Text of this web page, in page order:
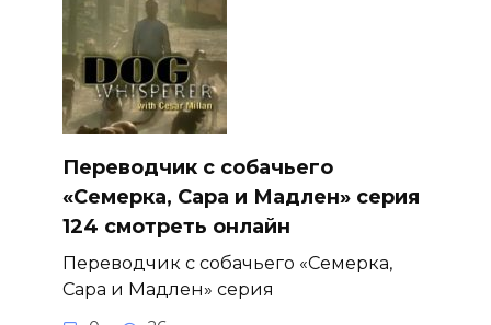
Переводчик с собачьего
«Семерка, Сара и Мадлен» серия
124 смотреть онлайн
Переводчик с собачьего «Семерка,
Сара и Мадлен» серия